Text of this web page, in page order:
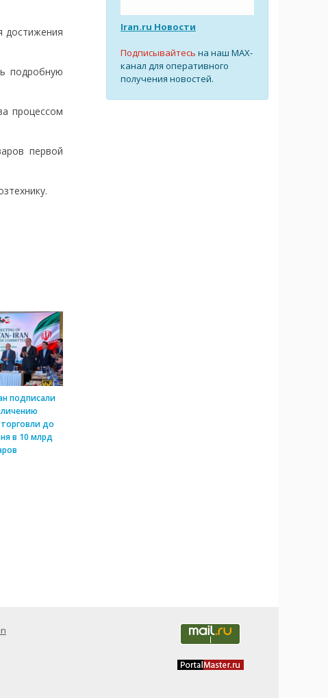
достижения
подробную
процессом
первой
подписали
до
в 10 млрд
Iran.ru Новости
Подписывайтесь на наш MAX-
канал для оперативного
получения новостей.